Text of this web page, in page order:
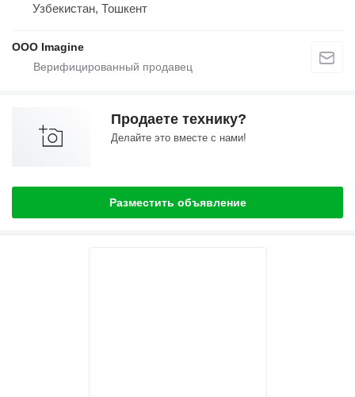
Узбекистан, Тошкент
OOO Imagine
Продаете технику?
Делайте это вместе с нами!
Разместить объявление